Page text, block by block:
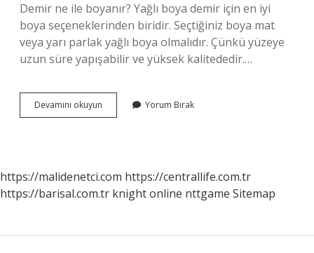
Demir ne ile boyanır? Yağlı boya demir için en iyi
boya seçeneklerinden biridir. Seçtiğiniz boya mat
veya yarı parlak yağlı boya olmalıdır. Çünkü yüzeye
uzun süre yapışabilir ve yüksek kalitededir.…
Devamını okuyun
Ne
Yorum Bırak
https://malidenetci.com https://centrallife.com.tr
https://barisal.com.tr knight online nttgame Sitemap